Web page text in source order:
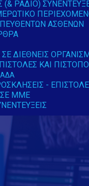
(& ΡΆΔΙΟ)
ΑΣΘΕΝΏΝ
ΔΙΕΘΝΕΊΣ
ΚΑΙ
-
ΜΜΕ